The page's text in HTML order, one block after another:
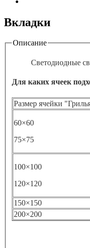
Вкладки
Описание
Светодиодные
Для каких ячеек
Размер ячейки
60×60
75×75
100×100
120×120
150×150
200×200